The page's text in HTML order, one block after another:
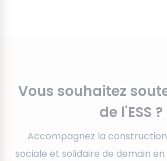
Vous souhaitez
de l'ESS ?
Accompagnez la construction
sociale et solidaire de demain